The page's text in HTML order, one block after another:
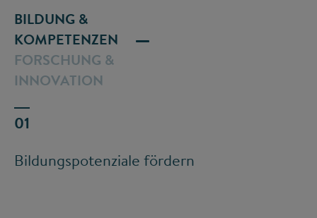
BILDUNG &
KOMPETENZEN
Bildungspotenziale fördern
FORSCHUNG &
INNOVATION